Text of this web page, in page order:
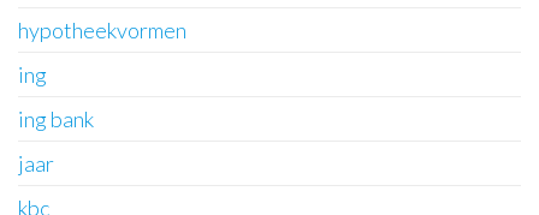
hypotheekvormen
ing
ing bank
jaar
kbc